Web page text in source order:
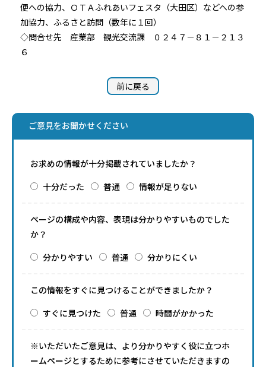
便への協力、ＯＴＡふれあいフェスタ（大田区）などへの参
加協力、ふるさと訪問（数年に１回）
◇問合せ先 産業部 観光交流課 ０２４７－８１－２１３
６
前に戻る
ご意見をお聞かせください
お求めの情報が十分掲載されていましたか？
十分だった
普通 情報が足りない
ページの構成や内容、表現は分かりやすいものでした
か？
分かりやすい
普通 分かりにくい
この情報をすぐに見つけることができましたか？
すぐに見つけた
普通 時間がかかった
※いただいたご意見は、より分かりやすく役に立つホ
ームページとするために参考にさせていただきますの